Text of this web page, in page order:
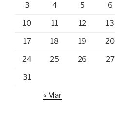
3 4 5 6
10 11 12 13
17 18 19 20
24 25 26 27
31
« Mar